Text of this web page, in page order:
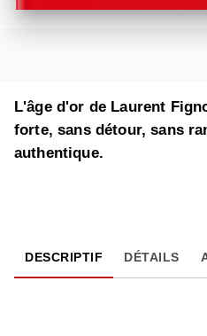
L'âge d'or de Laurent
forte, sans détour, sans
authentique.
DESCRIPTIF DÉTAILS